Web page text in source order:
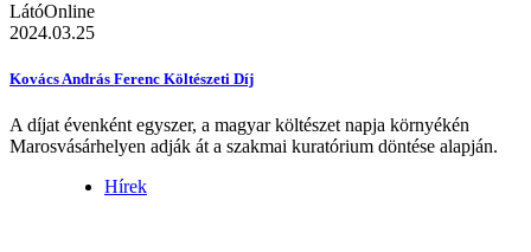
LátóOnline
2024.03.25
Kovács András Ferenc Költészeti Díj
A díjat évenként egyszer, a magyar költészet napja környékén
Marosvásárhelyen adják át a szakmai kuratórium döntése alapján.
Hírek